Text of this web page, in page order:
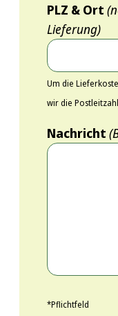
PLZ & Ort
Lieferung)
Um die
wir die
Nachricht
*Pflichtfeld